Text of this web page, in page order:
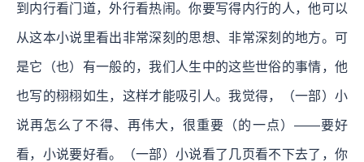
到内行看门道，外行看热闹。你要写得内行的人，他可以
从这本小说里看出非常深刻的思想、非常深刻的地方。可
是它（也）有一般的，我们人生中的这些世俗的事情，他
也写的栩栩如生，这样才能吸引人。我觉得，（一部）小
说再怎么了不得、再伟大，很重要（的一点）——要好
看，小说要好看。（一部）小说看了几页看不下去了，你